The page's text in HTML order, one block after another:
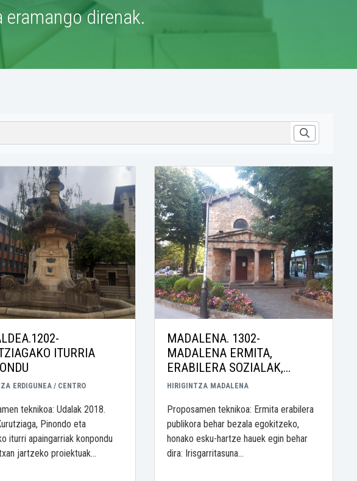
direnak.
ITURRIA
ERDIGUNEA / CENTRO
teknikoa: Udalak 2018.
Pinondo eta
iturri apaingarriak konpondu
jartzeko proiektuak...
MADALENA. 1302-
MADALENA ERMITA,
ERABILERA SOZIALAK,...
HIRIGINTZA MADALENA
Proposamen teknikoa: Ermita erabilera
publikora behar bezala egokitzeko,
honako esku-hartze hauek egin behar
dira: Irisgarritasuna...